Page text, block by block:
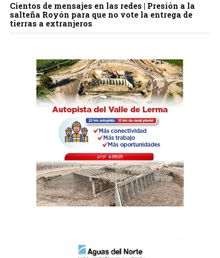
Cientos de mensajes en las redes | Presión a la
salteña Royón para que no vote la entrega de
tierras a extranjeros